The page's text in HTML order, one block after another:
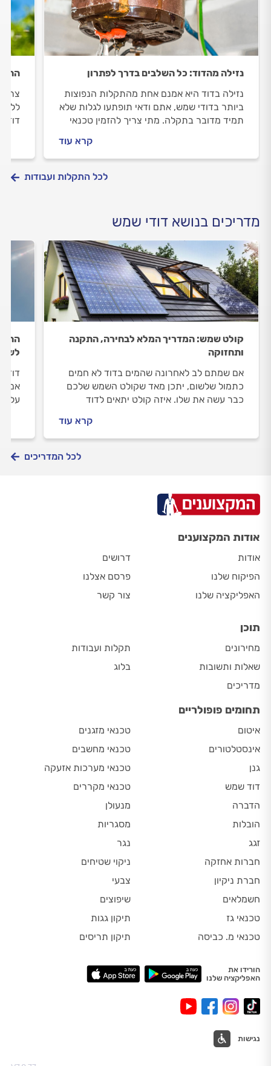
נזילה מהדוד: כל השלבים בדרך לפתרון
נזילה בדוד היא אמנם אחת מהתקלות הנפוצות
ביותר בדודי שמש, אתם ודאי תופתעו לגלות שלא
תמיד מדובר בתקלה. מתי צריך להזמין טכנאי
קרא עוד
דוד
לכל התקלות ועבודות
מדריכים בנושא דודי שמש
קולט שמש: המדריך המלא לבחירה, התקנה
ותחזוקה
אם שמתם לב לאחרונה שהמים בדוד לא חמים
כתמול שלשום, יתכן מאד שקולט השמש שלכם
כבר עשה את שלו. איזה קולט יתאים לדוד
קרא עוד
אם
על
לכל המדריכים
אודות המקצוענים
אודות
הפיקוח שלנו
האפליקציה שלנו
דרושים
פרסם אצלנו
צור קשר
תוכן
מחירונים
שאלות ותשובות
מדריכים
תקלות ועבודות
בלוג
תחומים פופולריים
איטום
אינסטלטורים
גנן
דוד שמש
הדברה
הובלות
זגג
חברות אחזקה
חברת ניקיון
חשמלאים
טכנאי גז
טכנאי מ. כביסה
טכנאי מזגנים
טכנאי מחשבים
טכנאי מערכות אזעקה
טכנאי מקררים
מנעולן
מסגריות
נגר
ניקוי שטיחים
צבעי
שיפוצים
תיקון גגות
תיקון תריסים
הורידו את
האפליקציה שלנו
נגישות